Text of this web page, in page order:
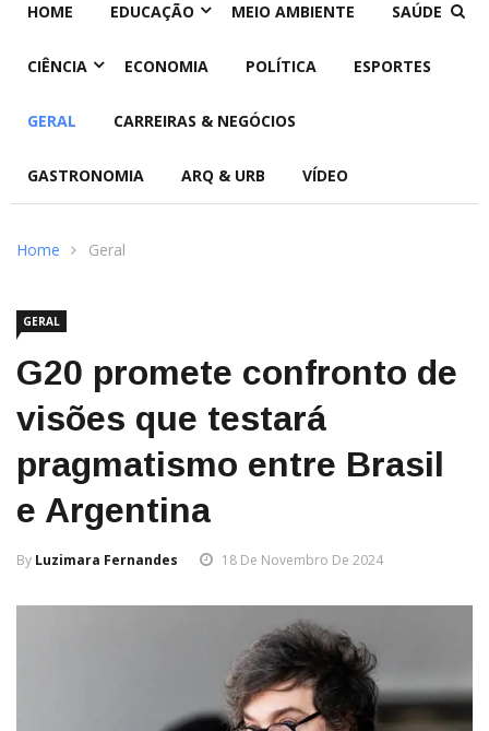
HOME EDUCAÇÃO MEIO AMBIENTE SAÚDE
CIÊNCIA ECONOMIA POLÍTICA ESPORTES
GERAL CARREIRAS & NEGÓCIOS
GASTRONOMIA ARQ & URB VÍDEO
Home Geral
GERAL
G20 promete confronto de
visões que testará
pragmatismo entre Brasil
e Argentina
By Luzimara Fernandes 18 De Novembro De 2024